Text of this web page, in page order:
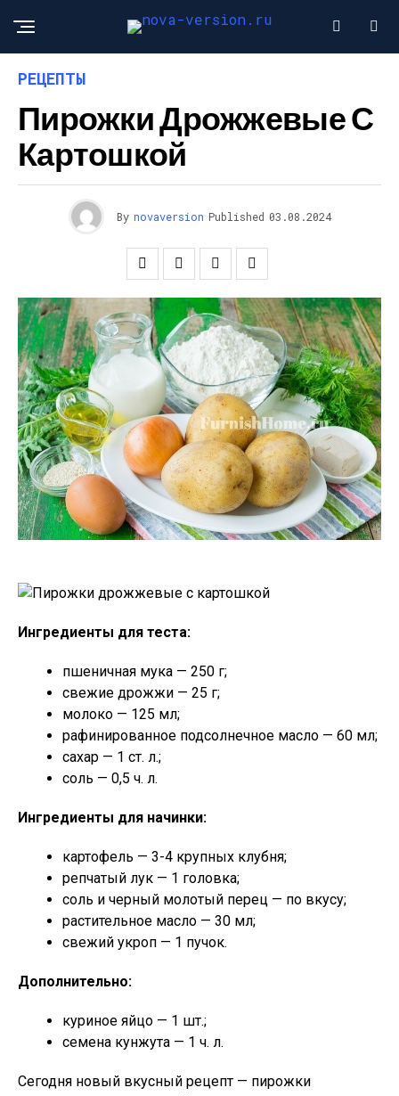
РЕЦЕПТЫ
Пирожки Дрожжевые С
Картошкой
By novaversion Published 03.08.2024
Ингредиенты для теста:
пшеничная мука — 250 г;
свежие дрожжи — 25 г;
молоко — 125 мл;
рафинированное подсолнечное масло — 60 мл;
сахар — 1 ст. л.;
соль — 0,5 ч. л.
Ингредиенты для начинки:
картофель — 3-4 крупных клубня;
репчатый лук — 1 головка;
соль и черный молотый перец — по вкусу;
растительное масло — 30 мл;
свежий укроп — 1 пучок.
Дополнительно:
куриное яйцо — 1 шт.;
семена кунжута — 1 ч. л.
Сегодня новый вкусный рецепт — пирожки